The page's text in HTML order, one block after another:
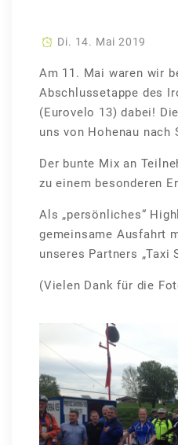
Di. 14. Mai 2019
Am 11. Mai waren wir
Abschlussetappe des
(Eurovelo 13) dabei!
uns von Hohenau nach
Der bunte Mix an
zu einem besonderen
Als „persönliches“
gemeinsame Ausfahrt
unseres Partners „Taxi
(Vielen Dank für die